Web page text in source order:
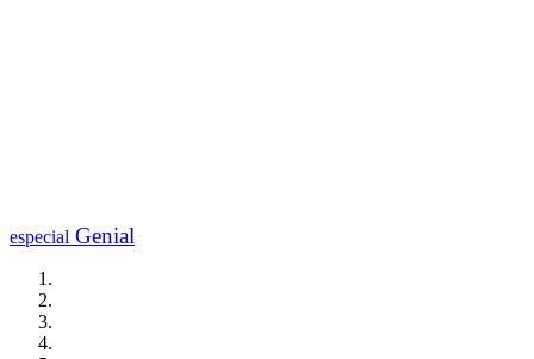
especial Genial